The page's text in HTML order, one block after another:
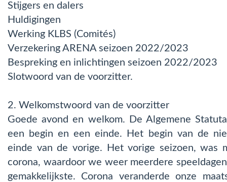
Stijgers en dalers
Huldigingen
Werking KLBS (Comités)
Verzekering ARENA seizoen 2022/2023
Bespreking en inlichtingen seizoen 2022/2023
Slotwoord van de voorzitter.
2. Welkomstwoord van de voorzitter
Goede avond en welkom. De Algemene
een begin en een einde. Het begin van de
einde van de vorige. Het vorige seizoen, was
corona, waardoor we weer meerdere
gemakkelijkste. Corona veranderde onze